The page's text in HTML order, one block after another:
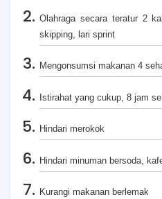
Olahraga secara teratur 2
skipping, lari sprint
Mengonsumsi makanan 4
Istirahat yang cukup, 8 jam
Hindari merokok
Hindari minuman bersoda,
Kurangi makanan berlemak